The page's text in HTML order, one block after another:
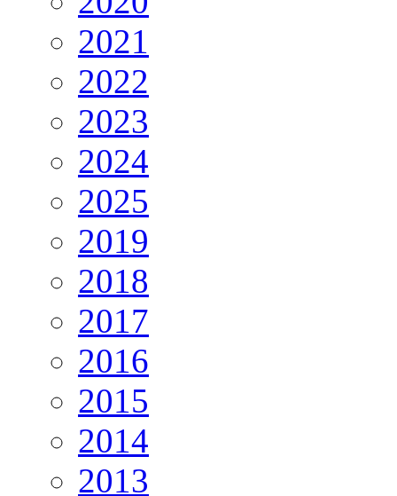
2021
2022
2023
2024
2025
2019
2018
2017
2016
2015
2014
2013